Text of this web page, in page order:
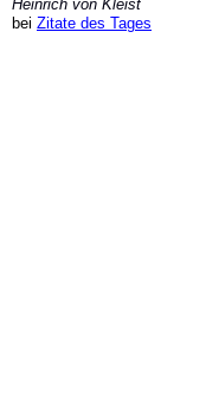
Heinrich von Kleist
bei Zitate des Tages